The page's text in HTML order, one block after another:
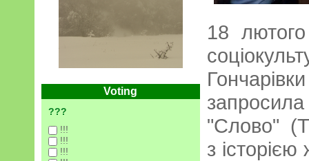
Voting
???
!!!
!!!
!!!
18 лютого
запросила
"Слово"
з